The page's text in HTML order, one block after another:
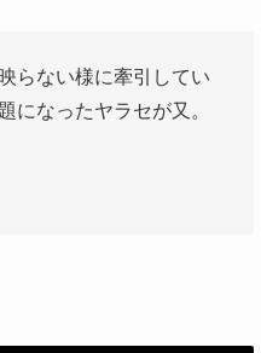
らない様に牽引してい
になったヤラセが又。